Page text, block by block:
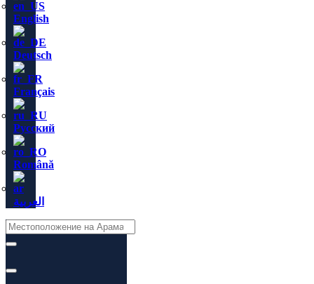
English
Deutsch
Français
Русский
Română
العربية